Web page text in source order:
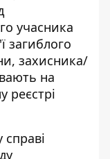
учасника
загиблого
захисника/
на
реєстрі
справі